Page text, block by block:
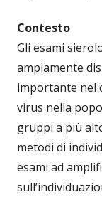
Contesto
Gli esami
ampiamente
importante nel
virus nella
gruppi a più
metodi di
esami ad